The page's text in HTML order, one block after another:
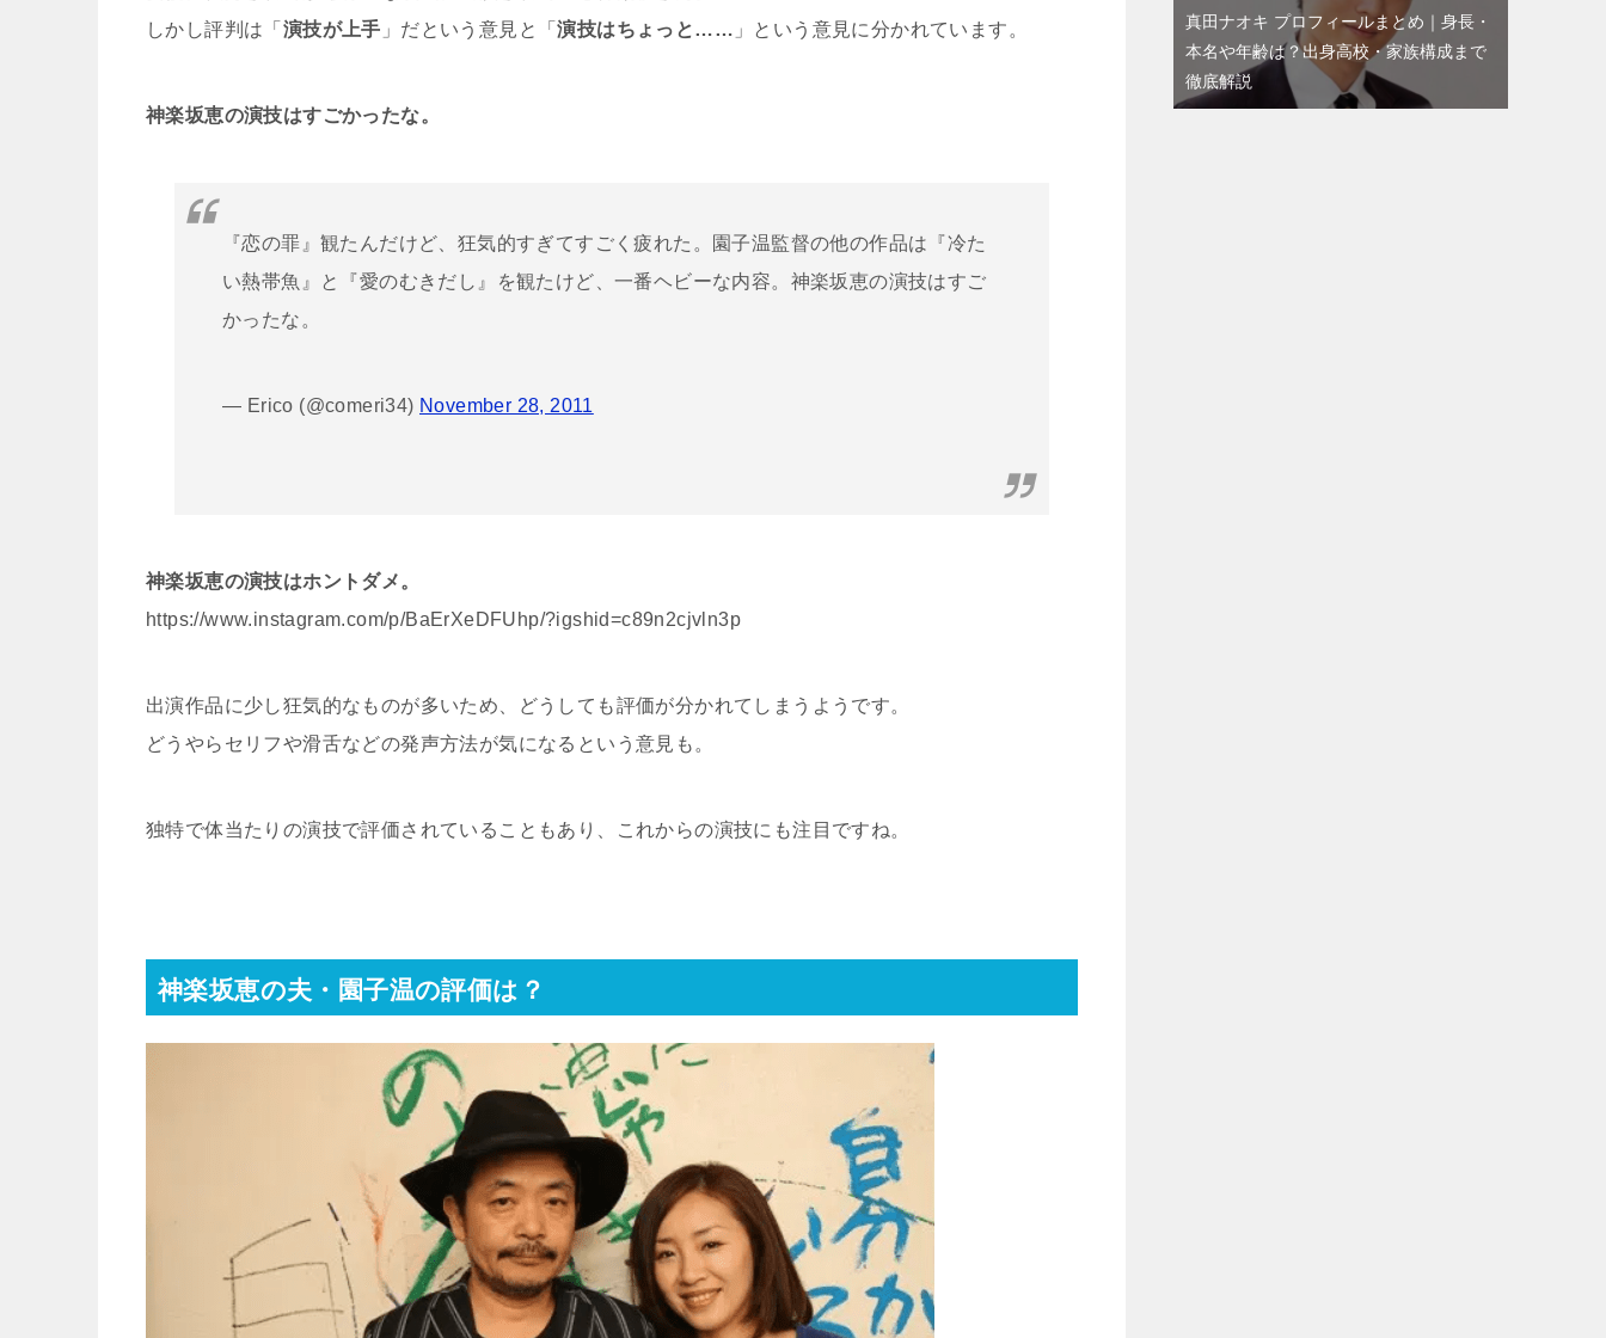
しかし評判は「 演技が上手 」だという意見と「演技はちょっと…… 」という意見に分かれています。
神楽坂恵の演技はすごかったな。
『恋の罪』観たんだけど、狂気的すぎてすごく疲れた。園子温監督の他の作品は『冷た
い熱帯魚』と『愛のむきだし』を観たけど、一番ヘビーな内容。神楽坂恵の演技はすご
かったな。
— Erico (@comeri34) November 28, 2011
神楽坂恵の演技はホントダメ。
https://www.instagram.com/p/BaErXeDFUhp/?igshid=c89n2cjvln3p
出演作品に少し狂気的なものが多いため、どうしても評価が分かれてしまうようです。
どうやらセリフや滑舌などの発声方法が気になるという意見も。
独特で体当たりの演技で評価されていることもあり、これからの演技にも注目ですね。
神楽坂恵の夫・園子温の評価は？
真田ナオキ プロフィールまとめ｜身長・
本名や年齢は？出身高校・家族構成まで
徹底解説